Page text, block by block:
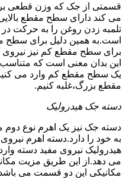
قسمتی از جک که وزن قطعی
می کند دارای سطح مقطع
تلمبه زدن روغن را به حرکت
است.به همین دلیل برای سطح
برای سطح مقطع کم نیز نیروی
این بدان معنی است که متناسب
یک سطح مقطع کم وارد می
مقطع بزرگ،غلبه کنیم.
دسته جک هیدرولیک
دسته جک نیز یک اهرم نوع
به خود را دارد.دسته اهرم
هیدرولیک نیروی مفید دسته
می دهد.از این طریق مزیت
مکانیکی این دو قسمت می